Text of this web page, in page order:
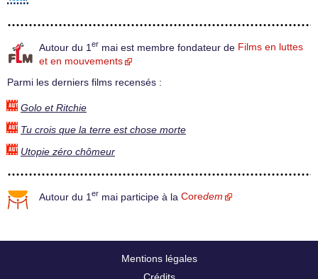
Autour du 1 er mai est membre fondateur de Films en luttes
et en mouvements
Parmi les derniers films recensés :
Golo et Ritchie
Tu crois que la terre est chose morte
Utopie zéro chômeur
Autour du 1 er mai participe à la Coredem
Mentions légales